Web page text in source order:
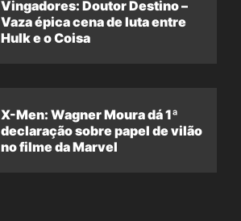
Vingadores: Doutor Destino –
Vaza épica cena de luta entre
Hulk e o Coisa
X-Men: Wagner Moura dá 1ª
declaração sobre papel de vilão
no filme da Marvel